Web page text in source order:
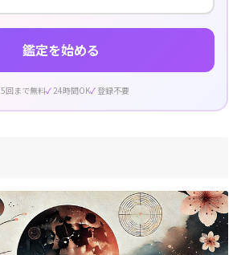
鑑定を始める
5回まで無料 24時間OK 登録不要